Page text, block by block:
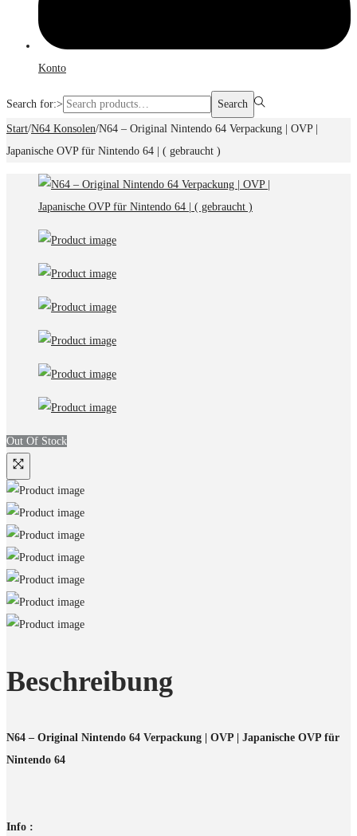
Konto
Search for:> Search
Start/N64 Konsolen/N64 – Original Nintendo 64 Verpackung | OVP |
Japanische OVP für Nintendo 64 | ( gebraucht )
Out Of Stock
Beschreibung
N64 – Original Nintendo 64 Verpackung | OVP | Japanische OVP für
Nintendo 64
Info :